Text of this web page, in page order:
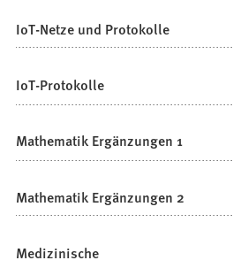
IoT-Netze und Protokolle
IoT-Protokolle
Mathematik Ergänzungen 1
Mathematik Ergänzungen 2
Medizinische